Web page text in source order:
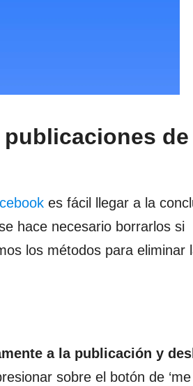
de
es fácil llegar a la
hace necesario borrarlos si
los métodos para eliminar
a la publicación y
sobre el botón de ‘me